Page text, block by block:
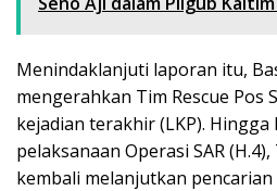
Menindaklanjuti laporan itu,
mengerahkan Tim Rescue Pos
kejadian terakhir (LKP).
pelaksanaan Operasi SAR
kembali melanjutkan pencarian